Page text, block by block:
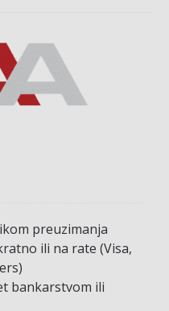
preuzimanja
ili na rate (Visa,
bankarstvom ili